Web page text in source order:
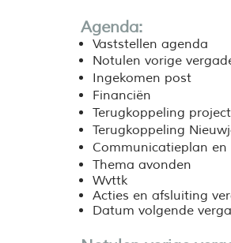
Agenda:
Vaststellen agenda
Notulen vorige
Ingekomen post
Financiën
Terugkoppeling
Terugkoppeling
Communicatieplan en
Thema avonden
Wvttk
Acties en afsluiting
Datum volgende